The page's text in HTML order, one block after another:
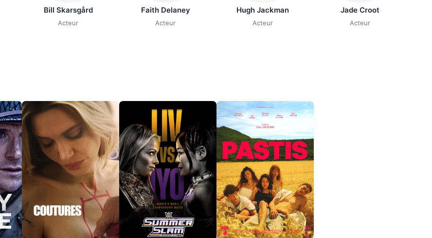
Bill Skarsgård
Acteur
Faith Delaney
Acteur
Hugh Jackman
Acteur
Jade Croot
Acteur